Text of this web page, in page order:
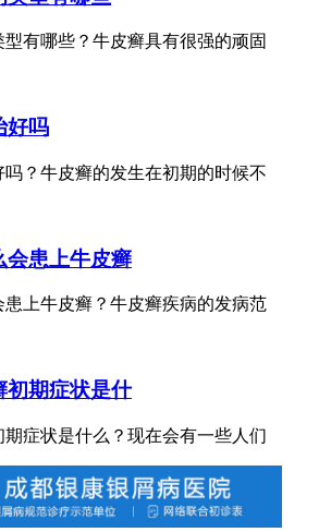
型有哪些？牛皮癣具有很强的顽固
好吗
？牛皮癣的发生在初期的时候不
会患上牛皮癣
上牛皮癣？牛皮癣疾病的发病范
初期症状是什
症状是什么？现在会有一些人们